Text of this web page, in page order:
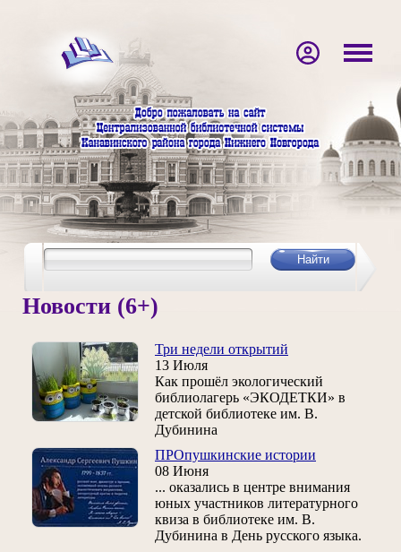
Новости (6+)
Три недели открытий
13 Июля
Как прошёл экологический
библиолагерь «ЭКОДЕТКИ» в
детской библиотеке им. В.
Дубинина
ПРОпушкинские истории
08 Июня
... оказались в центре внимания
юных участников литературного
квиза в библиотеке им. В.
Дубинина в День русского языка.